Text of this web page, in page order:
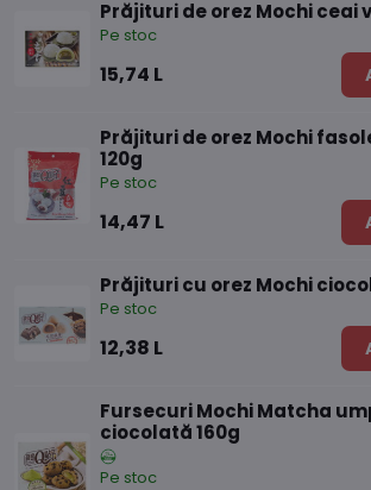
Prăjituri de orez Mochi ceai
Pe stoc
15,74 L
Prăjituri de orez Mochi
120g
Pe stoc
14,47 L
Prăjituri cu orez Mochi
Pe stoc
12,38 L
Fursecuri Mochi Matcha
ciocolată 160g
Pe stoc